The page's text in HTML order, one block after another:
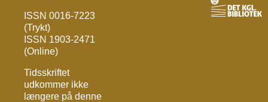
ISSN 0016-7223
(Trykt)
ISSN 1903-2471
(Online)
Tidsskriftet
udkommer ikke
længere på denne